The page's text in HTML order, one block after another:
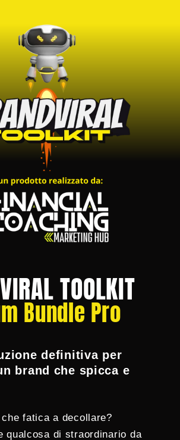
TOOLKIT
Bundle Pro
definitiva per
brand che spicca e
fatica a decollare?
qualcosa di straordinario da